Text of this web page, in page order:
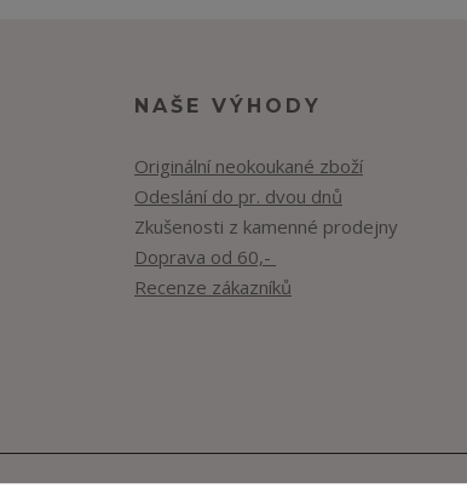
NAŠE VÝHODY
Originální neokoukané zboží
Odeslání do pr. dvou dnů
Zkušenosti z kamenné prodejny
Doprava od 60,-
Recenze zákazníků